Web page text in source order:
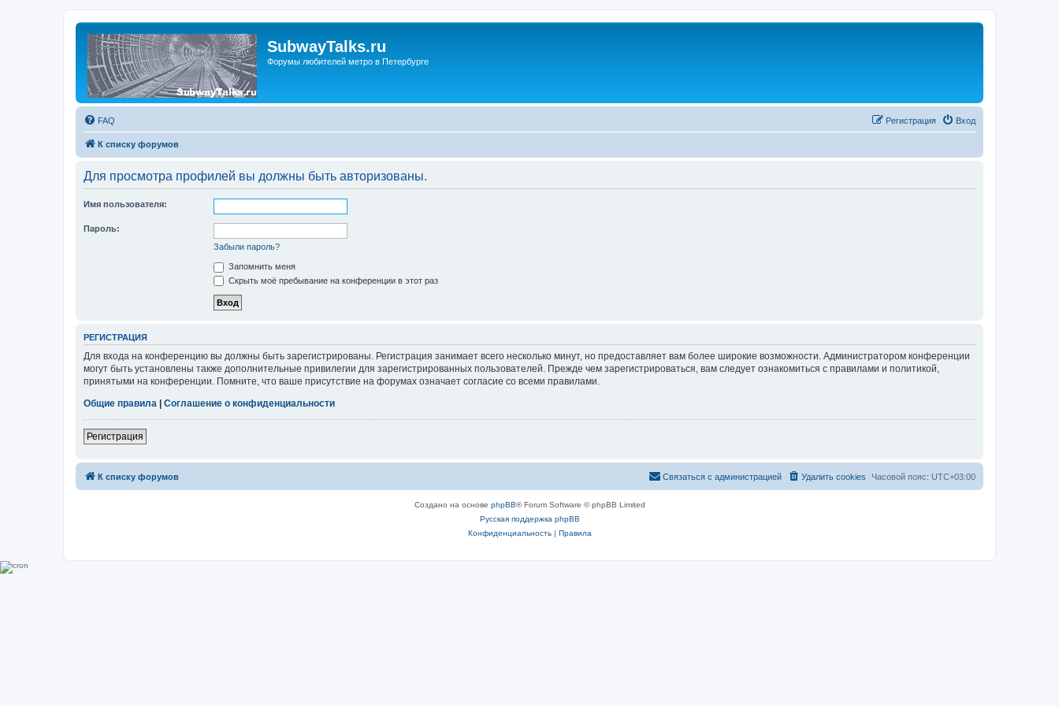
SubwayTalks.ru
Форумы любителей метро в Петербурге
FAQ Вход
Регистрация
К списку форумов
Для просмотра профилей вы должны быть авторизованы.
Имя пользователя:
Пароль:
Забыли пароль?
Запомнить меня
Скрыть моё пребывание на конференции в этот раз
РЕГИСТРАЦИЯ
Для входа на конференцию вы должны быть зарегистрированы. Регистрация занимает всего несколько минут, но предоставляет вам более широкие возможности. Администратором конференции
могут быть установлены также дополнительные привилегии для зарегистрированных пользователей. Прежде чем зарегистрироваться, вам следует ознакомиться с правилами и политикой,
принятыми на конференции. Помните, что ваше присутствие на форумах означает согласие со всеми правилами.
Общие правила | Соглашение о конфиденциальности
Регистрация
К списку форумов Часовой пояс: UTC+03:00
Удалить cookies
Связаться с администрацией
Создано на основе phpBB® Forum Software © phpBB Limited
Русская поддержка phpBB
Конфиденциальность| Правила